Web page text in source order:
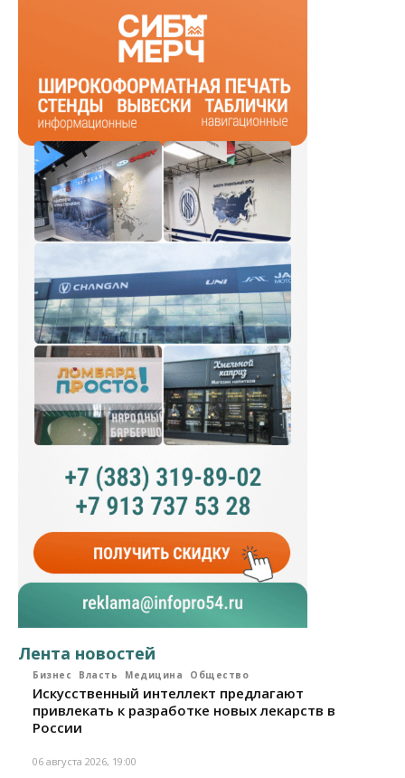
Лента новостей
Бизнес Власть Медицина Общество
Искусственный интеллект предлагают
привлекать к разработке новых лекарств в
России
06 августа 2026, 19:00